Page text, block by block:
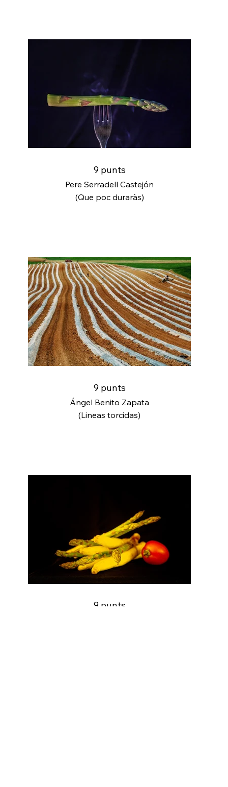
9 punts
Pere Serradell Castejón
(Que poc duraràs)
9 punts
Ángel Benito Zapata
(Lineas torcidas)
9 punts